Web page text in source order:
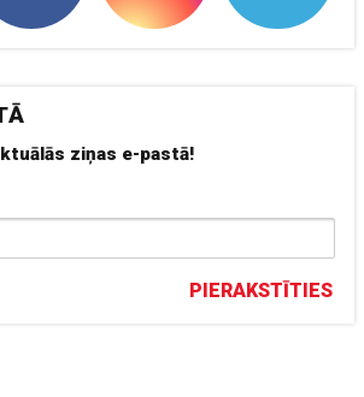
ziņas e-pastā!
PIERAKSTĪTIES